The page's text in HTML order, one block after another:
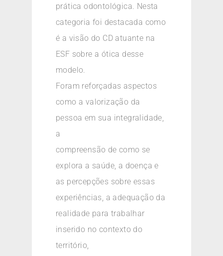
prática odontológica. Nesta
categoria foi destacada como
é a visão do CD atuante na
ESF sobre a ótica desse
modelo.
Foram reforçadas aspectos
como a valorização da
pessoa em sua integralidade,
a
compreensão de como se
explora a saúde, a doença e
as percepções sobre essas
experiências, a adequação da
realidade para trabalhar
inserido no contexto do
território,